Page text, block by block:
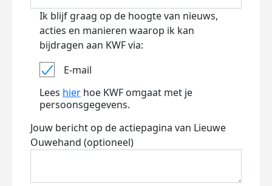
Ik blijf graag op de hoogte van nieuws,
acties en manieren waarop ik kan
bijdragen aan KWF via:
E-mail
Lees hier hoe KWF omgaat met je
persoonsgegevens.
Jouw bericht op de actiepagina van Lieuwe
Ouwehand (optioneel)